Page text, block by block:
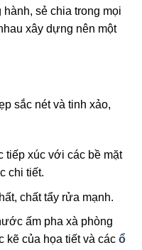
sẻ chia trong mọi
xây dựng nên một
sắc nét và tinh xảo,
tiếp xúc với các bề mặt
chi tiết.
chất tẩy rửa mạnh.
ấm pha xà phòng
kẽ của họa tiết và các ổ